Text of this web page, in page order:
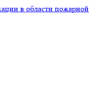
в области пожарной